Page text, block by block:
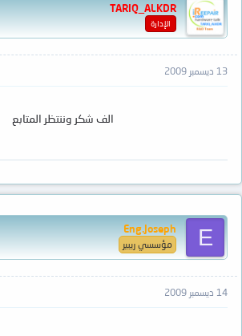
TARIQ_ALKDR
الإدارة
13 ديسمبر 2009
الف شكر وننتظر المتابع
E
Eng.Joseph
مؤسسي ريبير
14 ديسمبر 2009